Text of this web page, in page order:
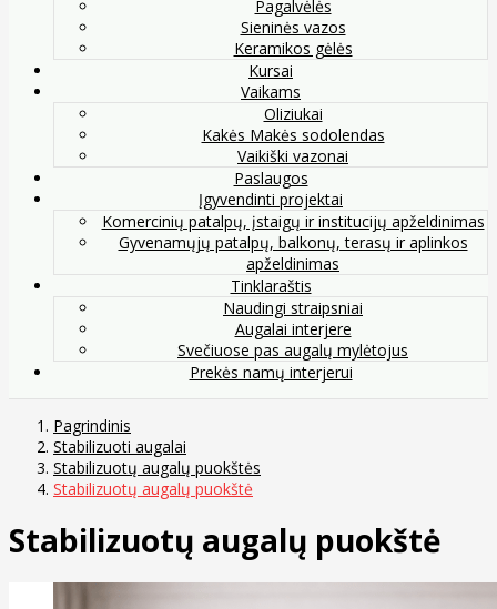
Pagalvėlės
Sieninės vazos
Keramikos gėlės
Kursai
Vaikams
Oliziukai
Kakės Makės sodolendas
Vaikiški vazonai
Paslaugos
Įgyvendinti projektai
Komercinių patalpų, įstaigų ir institucijų apželdinimas
Gyvenamųjų patalpų, balkonų, terasų ir aplinkos
apželdinimas
Tinklaraštis
Naudingi straipsniai
Augalai interjere
Svečiuose pas augalų mylėtojus
Prekės namų interjerui
Pagrindinis
Stabilizuoti augalai
Stabilizuotų augalų puokštės
Stabilizuotų augalų puokštė
Stabilizuotų augalų puokštė